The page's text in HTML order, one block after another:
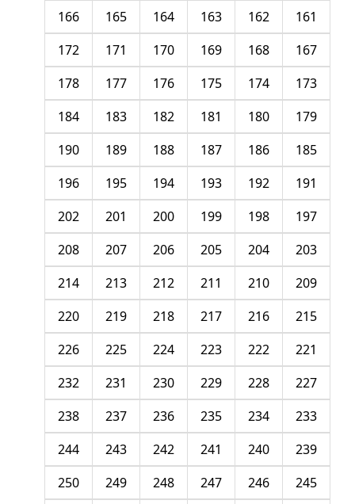
161
162
163
164
165
166
167
168
169
170
171
172
173
174
175
176
177
178
179
180
181
182
183
184
185
186
187
188
189
190
191
192
193
194
195
196
197
198
199
200
201
202
203
204
205
206
207
208
209
210
211
212
213
214
215
216
217
218
219
220
221
222
223
224
225
226
227
228
229
230
231
232
233
234
235
236
237
238
239
240
241
242
243
244
245
246
247
248
249
250